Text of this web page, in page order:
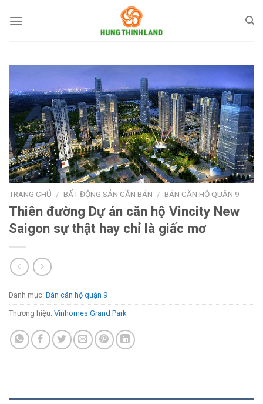
qua
TRANG CHỦ / BẤT ĐỘNG SẢN CẦN BÁN / BÁN CĂN HỘ QUẬN 9
Thiên đường Dự án căn hộ Vincity New
Saigon sự thật hay chỉ là giấc mơ
Danh mục: Bán căn hộ quận 9
Thương hiệu: Vinhomes Grand Park